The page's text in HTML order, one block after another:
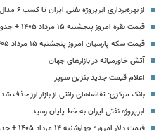
از بهره‌برداری ابرپروژه نفتی ایران تا کسب ۶ مدال توسط ملی‌پوشان دوومیدانی
قیمت نقره امروز پنجشنبه ۱۵ مرداد ۱۴۰۵ + جدول
قیمت سکه پارسیان امروز پنجشنبه ۱۵ مرداد ۱۴۰۵ + جدول
آتش خاورمیانه در بازارهای جهان
اعلام قیمت جدید بنزین سوپر
بانک مرکزی: تقاضاهای رانتی از بازار ارز حذف شد
ابرپروژه نفتی ایران به خط پایان رسید
قیمت دلار امروز؛ چهارشنبه ۱۴ مرداد ۱۴۰۵ + جدول